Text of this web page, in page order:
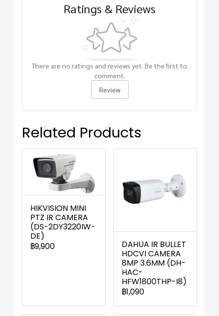
Ratings & Reviews
There are no ratings and reviews yet. Be the first to
comment.
Review
Related Products
HIKVISION MINI
PTZ IR CAMERA
(DS-2DY3220IW-
DE)
฿9,900
DAHUA IR BULLET
HDCVI CAMERA
8MP 3.6MM (DH-
HAC-
HFW1800THP-I8)
฿1,090